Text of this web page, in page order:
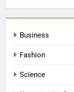
Business
Fashion
Science